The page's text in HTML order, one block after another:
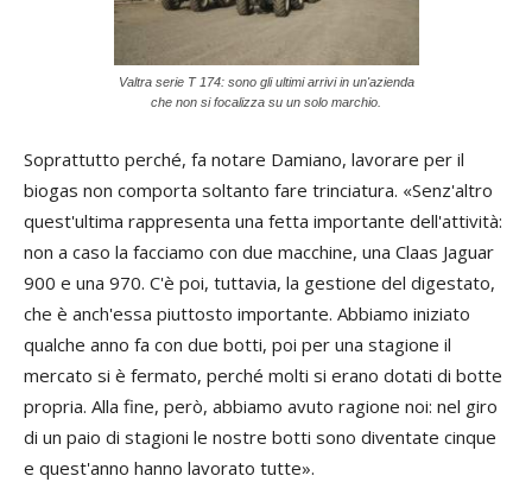
Valtra serie T 174: sono gli ultimi arrivi in un'azienda
che non si focalizza su un solo marchio.
Soprattutto perché, fa notare Damiano, lavorare per il
biogas non comporta soltanto fare trinciatura. «Senz'altro
quest'ultima rappresenta una fetta importante dell'attività:
non a caso la facciamo con due macchine, una Claas Jaguar
900 e una 970. C'è poi, tuttavia, la gestione del digestato,
che è anch'essa piuttosto importante. Abbiamo iniziato
qualche anno fa con due botti, poi per una stagione il
mercato si è fermato, perché molti si erano dotati di botte
propria. Alla fine, però, abbiamo avuto ragione noi: nel giro
di un paio di stagioni le nostre botti sono diventate cinque
e quest'anno hanno lavorato tutte».